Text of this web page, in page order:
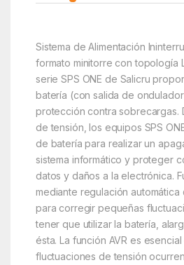
Sistema de Alimentación
formato minitorre con topología
serie SPS ONE de Salicru
batería (con salida de
protección contra sobrecargas.
de tensión, los equipos SPS
de batería para realizar un
sistema informático y proteger
datos y daños a la electrónica.
mediante regulación automática
para corregir pequeñas
tener que utilizar la batería,
ésta. La función AVR es
fluctuaciones de tensión